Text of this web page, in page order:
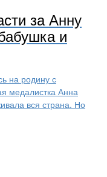
за Анну
и
на родину с
медалистка Анна
вся страна. Но